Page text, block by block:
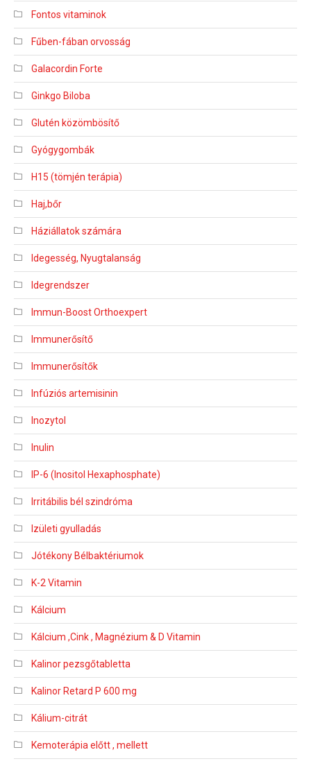
Fontos vitaminok
Fűben-fában orvosság
Galacordin Forte
Ginkgo Biloba
Glutén közömbösítő
Gyógygombák
H15 (tömjén terápia)
Haj,bőr
Háziállatok számára
Idegesség, Nyugtalanság
Idegrendszer
Immun-Boost Orthoexpert
Immunerősítő
Immunerősítők
Infúziós artemisinin
Inozytol
Inulin
IP-6 (Inositol Hexaphosphate)
Irritábilis bél szindróma
Izületi gyulladás
Jótékony Bélbaktériumok
K-2 Vitamin
Kálcium
Kálcium ,Cink , Magnézium & D Vitamin
Kalinor pezsgőtabletta
Kalinor Retard P 600 mg
Kálium-citrát
Kemoterápia előtt , mellett